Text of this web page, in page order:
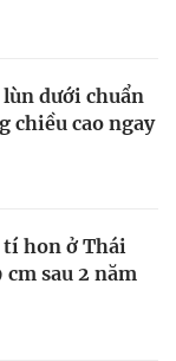
dưới chuẩn
chiều cao ngay
tí hon ở Thái
sau 2 năm